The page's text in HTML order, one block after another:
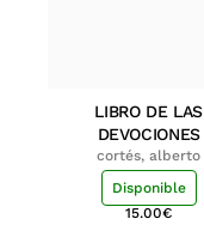
LIBRO DE LAS
DEVOCIONES
cortés, alberto
Disponible
15.00€